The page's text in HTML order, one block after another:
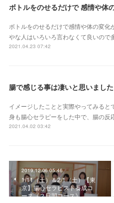
ボトルをのせるだけで感情や体の変
やな人はいろいろ言わなくて良いので
2021.04.23 07:42
腸で感じる事は凄いと思いまし
イメージしたことと実際やってみると
身も腸心セラピーをした中で、腸の反
2021.04.02 03:42
2019.12.06 05:46
1/11（土）＆2/1（土）【東
京】腸心セラピスト養成コ
ース《２日間コース》